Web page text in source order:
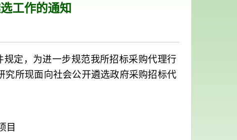
工作的通知
定，为进一步规范我所招标采购代理行
所现面向社会公开遴选政府采购招标代
目